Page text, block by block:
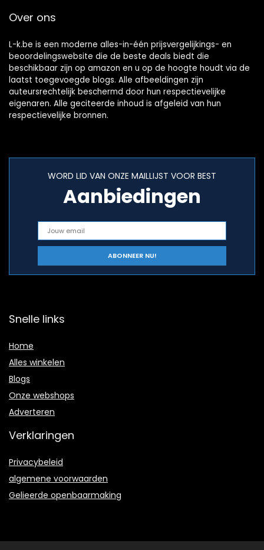
Over ons
L-k.be is een moderne alles-in-één prijsvergelijkings- en
beoordelingswebsite die de beste deals biedt die
beschikbaar zijn op amazon en u op de hoogte houdt via de
laatst toegevoegde blogs. Alle afbeeldingen zijn
auteursrechtelijk beschermd door hun respectievelijke
eigenaren. Alle geciteerde inhoud is afgeleid van hun
respectievelijke bronnen.
WORD LID VAN ONZE MAILLIJST VOOR BEST
Aanbiedingen
Snelle links
Home
Alles winkelen
Blogs
Onze webshops
Adverteren
Verklaringen
Privacybeleid
algemene voorwaarden
Gelieerde openbaarmaking